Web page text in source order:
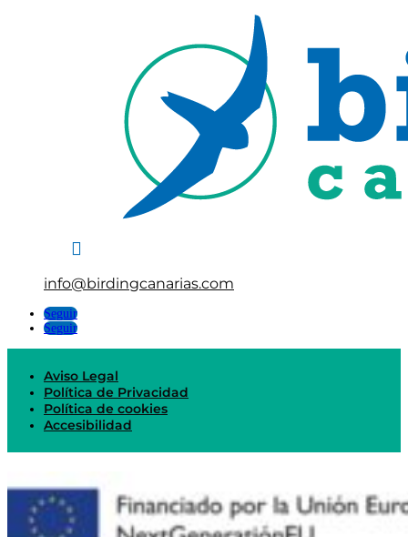

info@birdingcanarias.com
Seguir
Seguir
Aviso Legal
Política de Privacidad
Política de cookies
Accesibilidad